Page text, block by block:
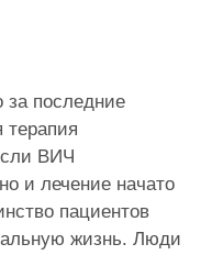
за последние
терапия
ВИЧ
и лечение начато
пациентов
жизнь. Люди